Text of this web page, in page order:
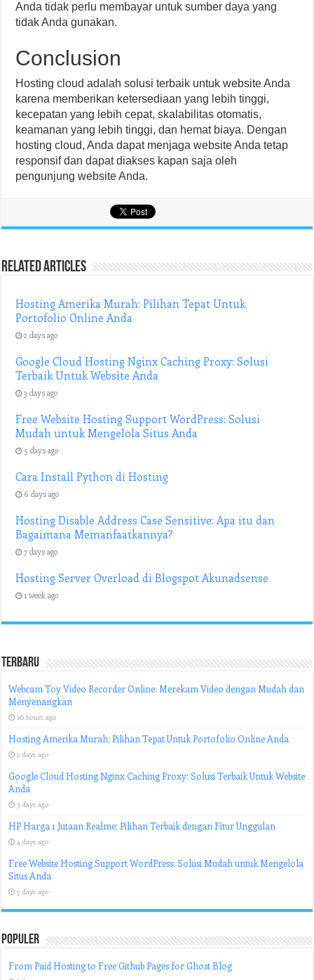
Anda tidak perlu membayar untuk sumber daya yang
tidak Anda gunakan.
Conclusion
Hosting cloud adalah solusi terbaik untuk website Anda
karena memberikan ketersediaan yang lebih tinggi,
kecepatan yang lebih cepat, skalabilitas otomatis,
keamanan yang lebih tinggi, dan hemat biaya. Dengan
hosting cloud, Anda dapat menjaga website Anda tetap
responsif dan dapat diakses kapan saja oleh
pengunjung website Anda.
Related Articles
Hosting Amerika Murah: Pilihan Tepat Untuk
Portofolio Online Anda
2 days ago
Google Cloud Hosting Nginx Caching Proxy: Solusi
Terbaik Untuk Website Anda
3 days ago
Free Website Hosting Support WordPress: Solusi
Mudah untuk Mengelola Situs Anda
5 days ago
Cara Install Python di Hosting
6 days ago
Hosting Disable Address Case Sensitive: Apa itu dan
Bagaimana Memanfaatkannya?
7 days ago
Hosting Server Overload di Blogspot Akunadsense
1 week ago
Terbaru
Webcam Toy Video Recorder Online: Merekam Video dengan Mudah dan
Menyenangkan
16 hours ago
Hosting Amerika Murah: Pilihan Tepat Untuk Portofolio Online Anda
2 days ago
Google Cloud Hosting Nginx Caching Proxy: Solusi Terbaik Untuk Website
Anda
3 days ago
HP Harga 1 Jutaan Realme: Pilihan Terbaik dengan Fitur Unggulan
4 days ago
Free Website Hosting Support WordPress: Solusi Mudah untuk Mengelola
Situs Anda
5 days ago
Populer
From Paid Hosting to Free Github Pages for Ghost Blog